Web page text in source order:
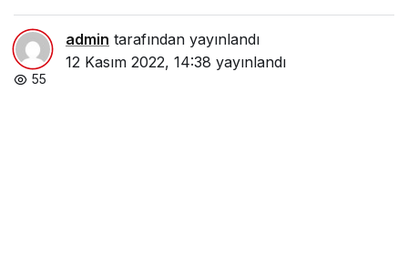
admin tarafından yayınlandı
12 Kasım 2022, 14:38 yayınlandı
55